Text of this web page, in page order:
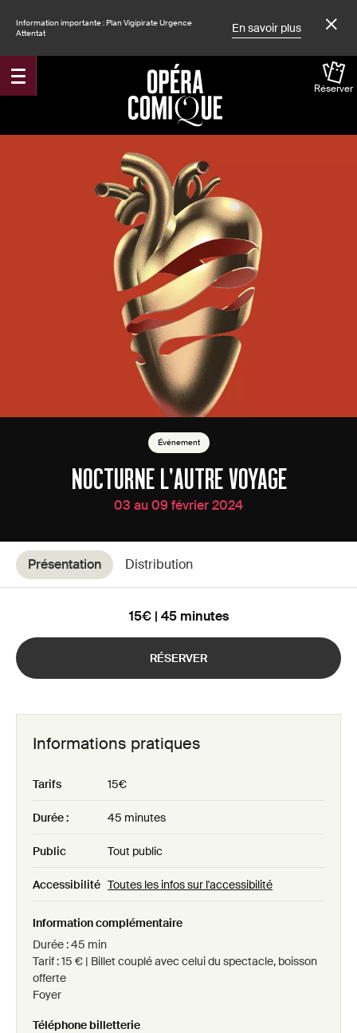
Information importante : Plan Vigipirate Urgence
Attentat
En savoir plus
Réserver
Accueil
Événement
NOCTURNE L'AUTRE VOYAGE
03 au 09 février 2024
Présentation Distribution
15€ | 45 minutes
RÉSERVER
Informations pratiques
Tarifs 15€
Durée : 45 minutes
Public Tout public
Accessibilité Toutes les infos sur l'accessibilité
Information complémentaire
Durée : 45 min
Tarif : 15 € | Billet couplé avec celui du spectacle, boisson
offerte
Foyer
Téléphone billetterie